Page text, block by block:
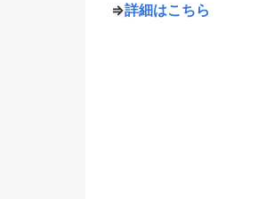
⇒詳細はこちら